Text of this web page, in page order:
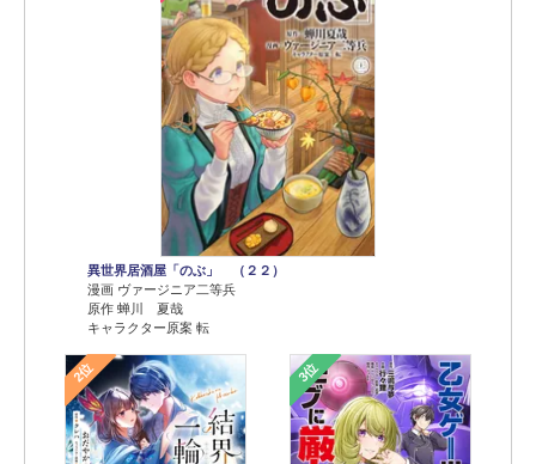
異世界居酒屋「のぶ」 （２２）
漫画 ヴァージニア二等兵
原作 蝉川 夏哉
キャラクター原案 転
2位 3位